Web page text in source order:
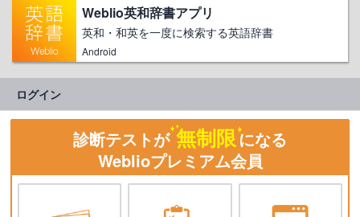
Weblio英和辞書アプリ
英和・和英を一度に検索する英語辞書
Android
ログイン
診断テストが 無制限になる
Weblioプレミアム会員